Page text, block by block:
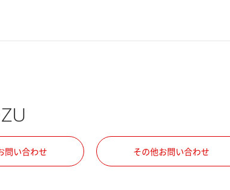
問い合わせ その他お問い合わせ